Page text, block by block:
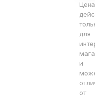
Цена
для
и
от